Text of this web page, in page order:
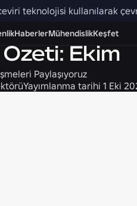
teknolojisi kullanılarak
HaberlerMühendislikKeşfet
Ekim
Paylaşıyoruz
Yayımlanma tarihi 1 Eki